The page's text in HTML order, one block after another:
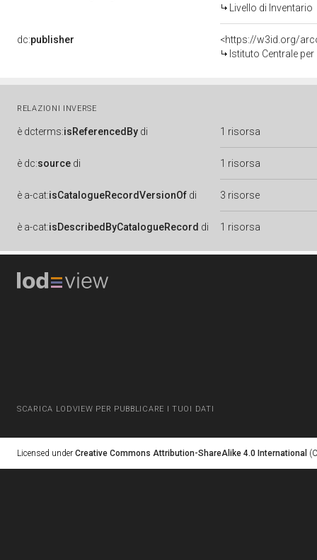
Livello di Inventario
dc:publisher
<https://w3id.org/
Istituto Centrale
RELAZIONI INVERSE
è dcterms:isReferencedBy di 1 risorsa
è dc:source di 1 risorsa
è a-cat:isCatalogueRecordVersionOf di 3 risorse
è a-cat:isDescribedByCatalogueRecord di 1 risorsa
SCARICA LODVIEW PER PUBBLICARE I TUOI DATI
Licensed under Creative Commons Attribution-ShareAlike 4.0 International